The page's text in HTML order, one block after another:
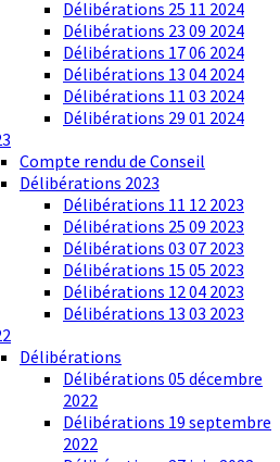
Délibérations 25 11 2024
Délibérations 23 09 2024
Délibérations 17 06 2024
Délibérations 13 04 2024
Délibérations 11 03 2024
Délibérations 29 01 2024
Compte rendu de Conseil
Délibérations 2023
Délibérations 11 12 2023
Délibérations 25 09 2023
Délibérations 03 07 2023
Délibérations 15 05 2023
Délibérations 12 04 2023
Délibérations 13 03 2023
Délibérations
Délibérations 05 décembre
2022
Délibérations 19 septembre
2022